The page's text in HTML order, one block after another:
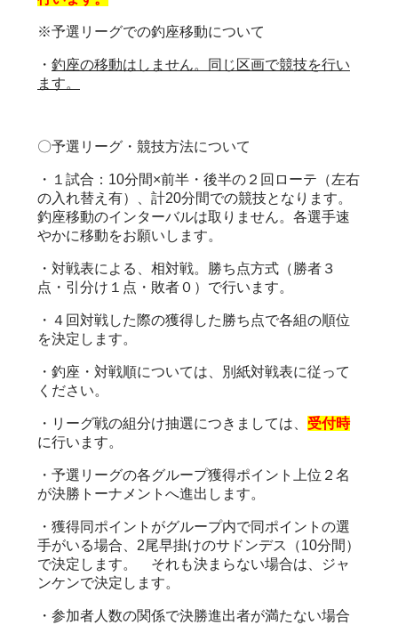
※予選リーグでの釣座移動について
・ 釣座の移動はしません。同じ区画で競技を行い
ます。
〇予選リーグ・競技方法について
・１試合：10分間×前半・後半の２回ローテ（左右
の入れ替え有）、計20分間での競技となります。
釣座移動のインターバルは取りません。各選手速
やかに移動をお願いします。
・対戦表による、相対戦。勝ち点方式（勝者３
点・引分け１点・敗者０）で行います。
・４回対戦した際の獲得した勝ち点で各組の順位
を決定します。
・釣座・対戦順については、別紙対戦表に従って
ください。
・リーグ戦の組分け抽選につきましては、 受付時
に行います。
・予選リーグの各グループ獲得ポイント上位２名
が決勝トーナメントへ進出します。
・獲得同ポイントがグループ内で同ポイントの選
手がいる場合、2尾早掛けのサドンデス（10分間）
で決定します。 それも決まらない場合は、ジャ
ンケンで決定します。
・参加者人数の関係で決勝進出者が満たない場合